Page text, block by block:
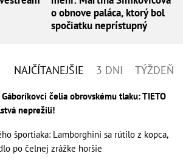
o obnove paláca, ktorý bol
spočiatku neprístupný
NAJČÍTANEJŠIE 3 DNI TÝŽDEŇ
čelia obrovskému tlaku: TIETO
neprežili!
športiaka: Lamborghini sa rútilo z kopca,
po čelnej zrážke horšie